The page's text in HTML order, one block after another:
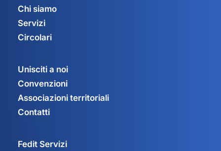
Chi siamo
Servizi
Circolari
Unisciti a noi
Convenzioni
Associazioni territoriali
Contatti
Fedit Servizi